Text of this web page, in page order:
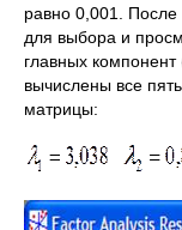
равно 0,001.
для выбора и
главных
вычислены все
матрицы: